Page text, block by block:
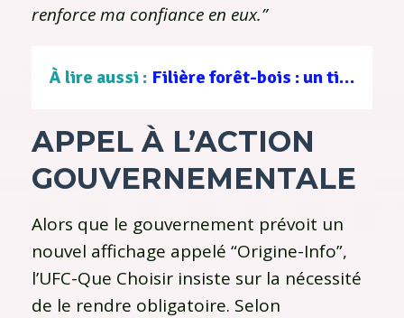
renforce ma confiance en eux.”
À lire aussi : Filière forêt-bois : un tissu d’entreprises au service d’une gestion durable
APPEL À L’ACTION
GOUVERNEMENTALE
Alors que le gouvernement prévoit un
nouvel affichage appelé “Origine-Info”,
l’UFC-Que Choisir insiste sur la nécessité
de le rendre obligatoire. Selon